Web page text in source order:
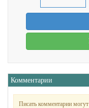
Комментарии
Писать комментарии могут